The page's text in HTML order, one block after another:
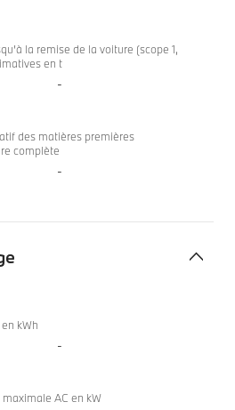
la remise de la voiture (scope 1,
en t
-
des matières premières
complète
-
kWh
-
AC en kW